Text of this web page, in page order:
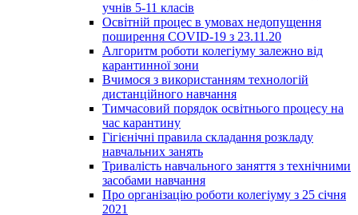
учнів 5-11 класів
Освітній процес в умовах недопущення
поширення COVID-19 з 23.11.20
Алгоритм роботи колегіуму залежно від
карантинної зони
Вчимося з використанням технологій
дистанційного навчання
Тимчасовий порядок освітнього процесу на
час карантину
Гігієнічні правила складання розкладу
навчальних занять
Тривалість навчального заняття з технічними
засобами навчання
Про організацію роботи колегіуму з 25 січня
2021